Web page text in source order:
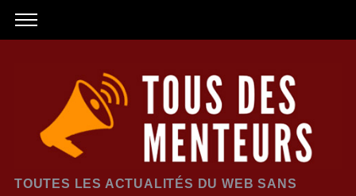
TOUTES LES ACTUALITÉS DU WEB SANS